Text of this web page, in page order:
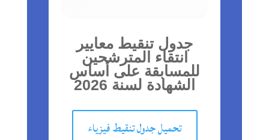
جدول تنقيط معايير
انتقاء المترشحين
للمسابقة على أساس
الشهادة لسنة 2026
تحميل جدول تنقيط فيزياء